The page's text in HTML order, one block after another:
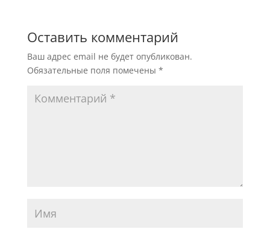
Оставить комментарий
Ваш адрес email не будет опубликован.
Обязательные поля помечены *